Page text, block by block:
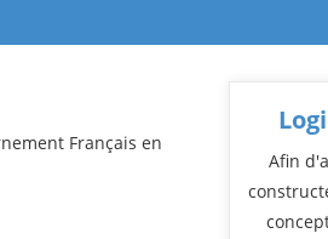
Français en
Afin